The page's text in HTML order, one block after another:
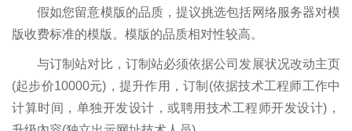
假如您留意模版的品质，提议挑选包括网络服务器对模
版收费标准的模版。模版的品质相对性较高。
与订制站对比，订制站必须依据公司发展状况改动主页
(起步价10000元)，提升作用，订制(依据技术工程师工作中
计算时间，单独开发设计，或聘用技术工程师开发设计)，